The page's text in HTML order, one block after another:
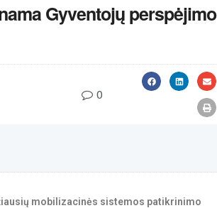
Gyventojų perspėjimo
0
mobilizacinės sistemos patikrinimo